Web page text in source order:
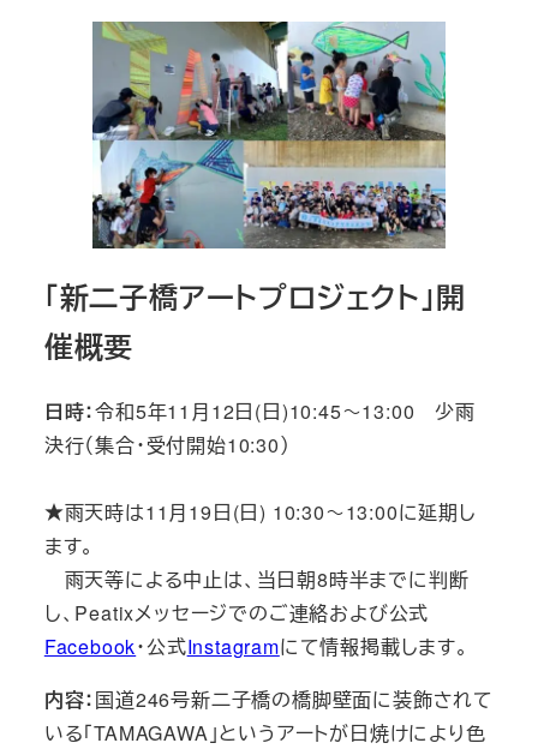
「新二子橋アートプロジェクト」開
催概要
日時：令和5年11月12日(日)10:45～13:00 少雨
決行（集合・受付開始10:30）
★雨天時は11月19日(日) 10:30～13:00に延期し
ます。
雨天等による中止は、当日朝8時半までに判断
し、Peatixメッセージでのご連絡および公式
Facebook・公式Instagramにて情報掲載します。
内容：国道246号新二子橋の橋脚壁面に装飾されて
いる「TAMAGAWA」というアートが日焼けにより色